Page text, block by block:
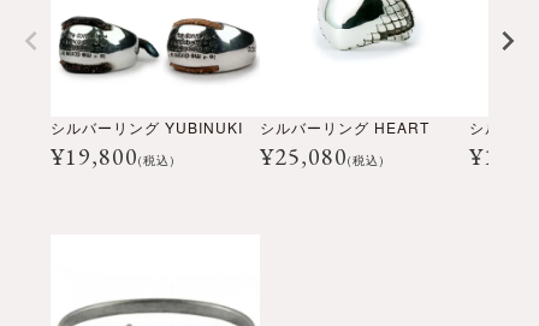
シルバーリング YUBINUKI
¥19,800(税込)
シルバーリング HEART
¥25,080(税込)
シルバー
¥